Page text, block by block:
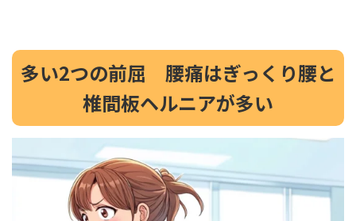
多い2つの前屈 腰痛はぎっくり腰と
椎間板ヘルニアが多い